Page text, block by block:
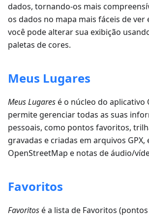
dados, tornando-os mais
os dados no mapa mais fáceis de ver
você pode alterar sua exibição
paletas de cores.
Meus Lugares
Meus Lugaresé o núcleo do aplicativo
permite gerenciar todas as suas
pessoais, como pontos favoritos,
gravadas e criadas em arquivos GPX,
OpenStreetMap e notas de áudio/
Favoritos
Favoritosé a lista de Favoritos